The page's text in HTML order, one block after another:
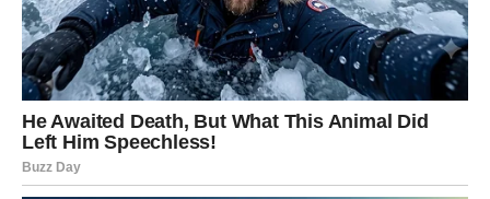
nadutosti nakon obroka, uz nekoliko jednostavnih trikova
priprema može postati mnogo lakša. Pravilno namakanje,
umjerena temperatura i dodatak kima mogu napraviti veliku
razliku i pomoći da pasulj bude mekši, ukusniji i prijatniji za
varenje.
Zaključak